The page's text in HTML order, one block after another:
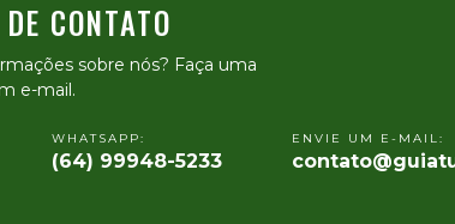
CONTATO
sobre nós? Faça uma
e-mail.
WHATSAPP:
(64) 99948-5233
ENVIE UM E-MAIL: